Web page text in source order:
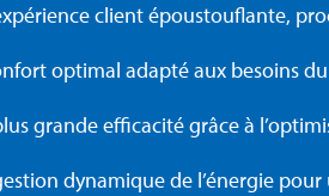
client époustouflante,
optimal adapté aux besoins
grande efficacité grâce à
dynamique de l’énergie